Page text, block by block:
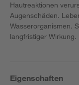
Hautreaktionen
Augenschäden.
Wasserorganismen.
langfristiger Wirkung.
Eigenschaften